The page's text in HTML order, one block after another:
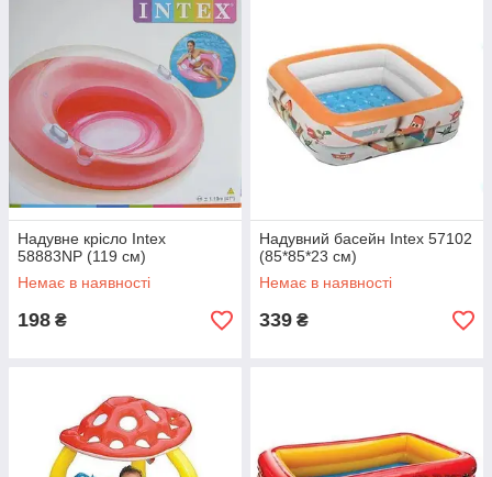
Надувне крісло Intex
58883NP (119 см)
Немає в наявності
198 ₴
Надувний басейн Intex 57102
(85*85*23 см)
Немає в наявності
339 ₴